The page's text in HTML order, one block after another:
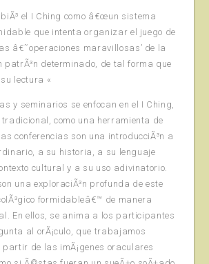
el I Ching como â€œun sistema
que intenta organizar el juego de
â€˜operaciones maravillosas’ de la
patrÃ³n determinado, de tal forma que
lectura «
y seminarios se enfocan en el I Ching,
tradicional, como una herramienta de
conferencias son una introducciÃ³n a
a su historia, a su lenguaje
cultural y a su uso adivinatorio.
una exploraciÃ³n profunda de este
formidableâ€™ de manera
En ellos, se anima a los participantes
al orÃ¡culo, que trabajamos
partir de las imÃ¡genes oraculares